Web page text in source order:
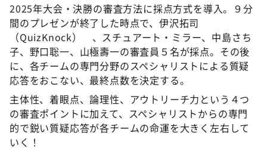
2025年大会・決勝の審査方法に採点方式を導入。９分
間のプレゼンが終了した時点で、伊沢拓司
（QuizKnock） 、スチュアート・ミラー、中島さち
子、野口聡一、山極壽一の審査員５名が採点。その後
に、各チームの専門分野のスペシャリストによる質疑
応答をおこない、最終点数を決定する。
主体性、着眼点、論理性、アウトリーチ力という４つ
の審査ポイントに加えて、スペシャリストからの専門
的で鋭い質疑応答が各チームの命運を大きく左右して
いく！